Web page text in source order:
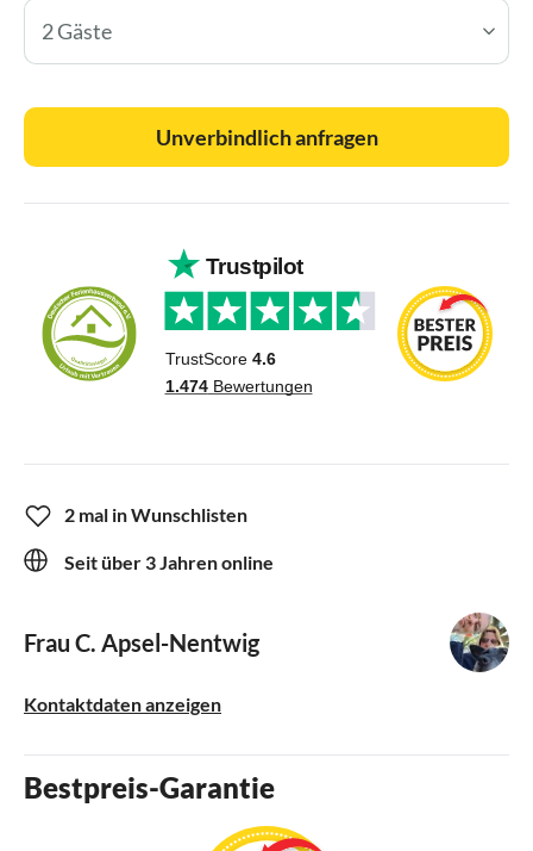
2 Gäste
Unverbindlich anfragen
2 mal in Wunschlisten
Seit über 3 Jahren online
Frau C. Apsel-Nentwig
Kontaktdaten anzeigen
Bestpreis-Garantie